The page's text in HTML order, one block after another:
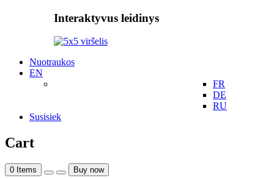
Interaktyvus leidinys
Nuotraukos
EN
FR
DE
RU
Susisiek
Cart
0 Items Buy now